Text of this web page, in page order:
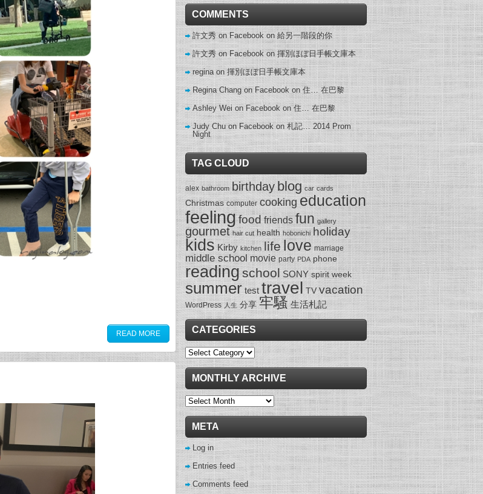
READ MORE
COMMENTS
許文秀 on Facebookon給另一階段的你
許文秀 on Facebookon揮別ほぼ日手帳文庫本
reginaon揮別ほぼ日手帳文庫本
Regina Chang on Facebookon住… 在巴黎
Ashley Wei on Facebookon住… 在巴黎
Judy Chu on Facebookon札記… 2014 Prom
Night
TAG CLOUD
alex bathroom birthday blog car cards
Christmas computer cooking education
feeling food friends fun gallery
gourmet hair cut health hobonichi holiday
kids Kirby kitchen life love marriage
middle school movie party PDA phone
readingschool SONY spirit week
summer test travel TV vacation
WordPress 人生 分享 牢騷 生活札記
CATEGORIES
Categories
MONTHLY ARCHIVE
Monthly
Archive
META
Log in
Entries feed
Comments feed